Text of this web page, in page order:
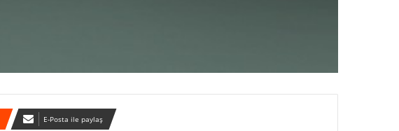
E-Posta ile paylaş